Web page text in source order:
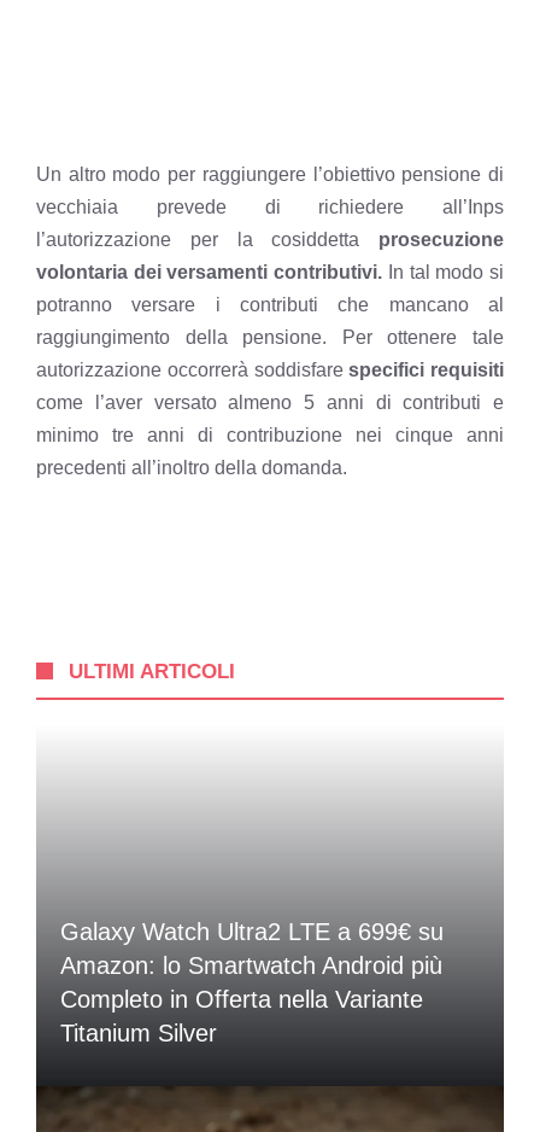
Un altro modo per raggiungere l’obiettivo pensione di
vecchiaia prevede di richiedere all’Inps
l’autorizzazione per la cosiddetta prosecuzione
volontaria dei versamenti contributivi. In tal modo si
potranno versare i contributi che mancano al
raggiungimento della pensione. Per ottenere tale
autorizzazione occorrerà soddisfarespecifici requisiti
come l’aver versato almeno 5 anni di contributi e
minimo tre anni di contribuzione nei cinque anni
precedenti all’inoltro della domanda.
ULTIMI ARTICOLI
Galaxy Watch Ultra2 LTE a 699€ su
Amazon: lo Smartwatch Android più
Completo in Offerta nella Variante
Titanium Silver